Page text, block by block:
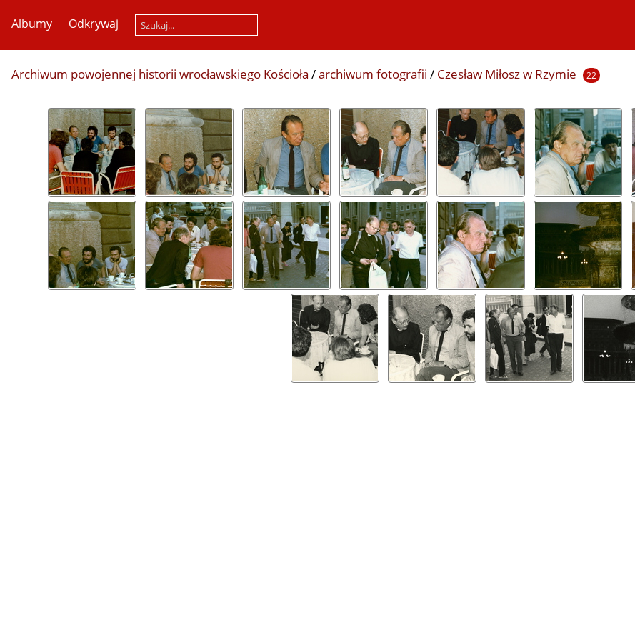
Albumy Odkrywaj
Archiwum powojennej historii wrocławskiego Kościoła /archiwum fotografii / Czesław Miłosz w Rzymie 22